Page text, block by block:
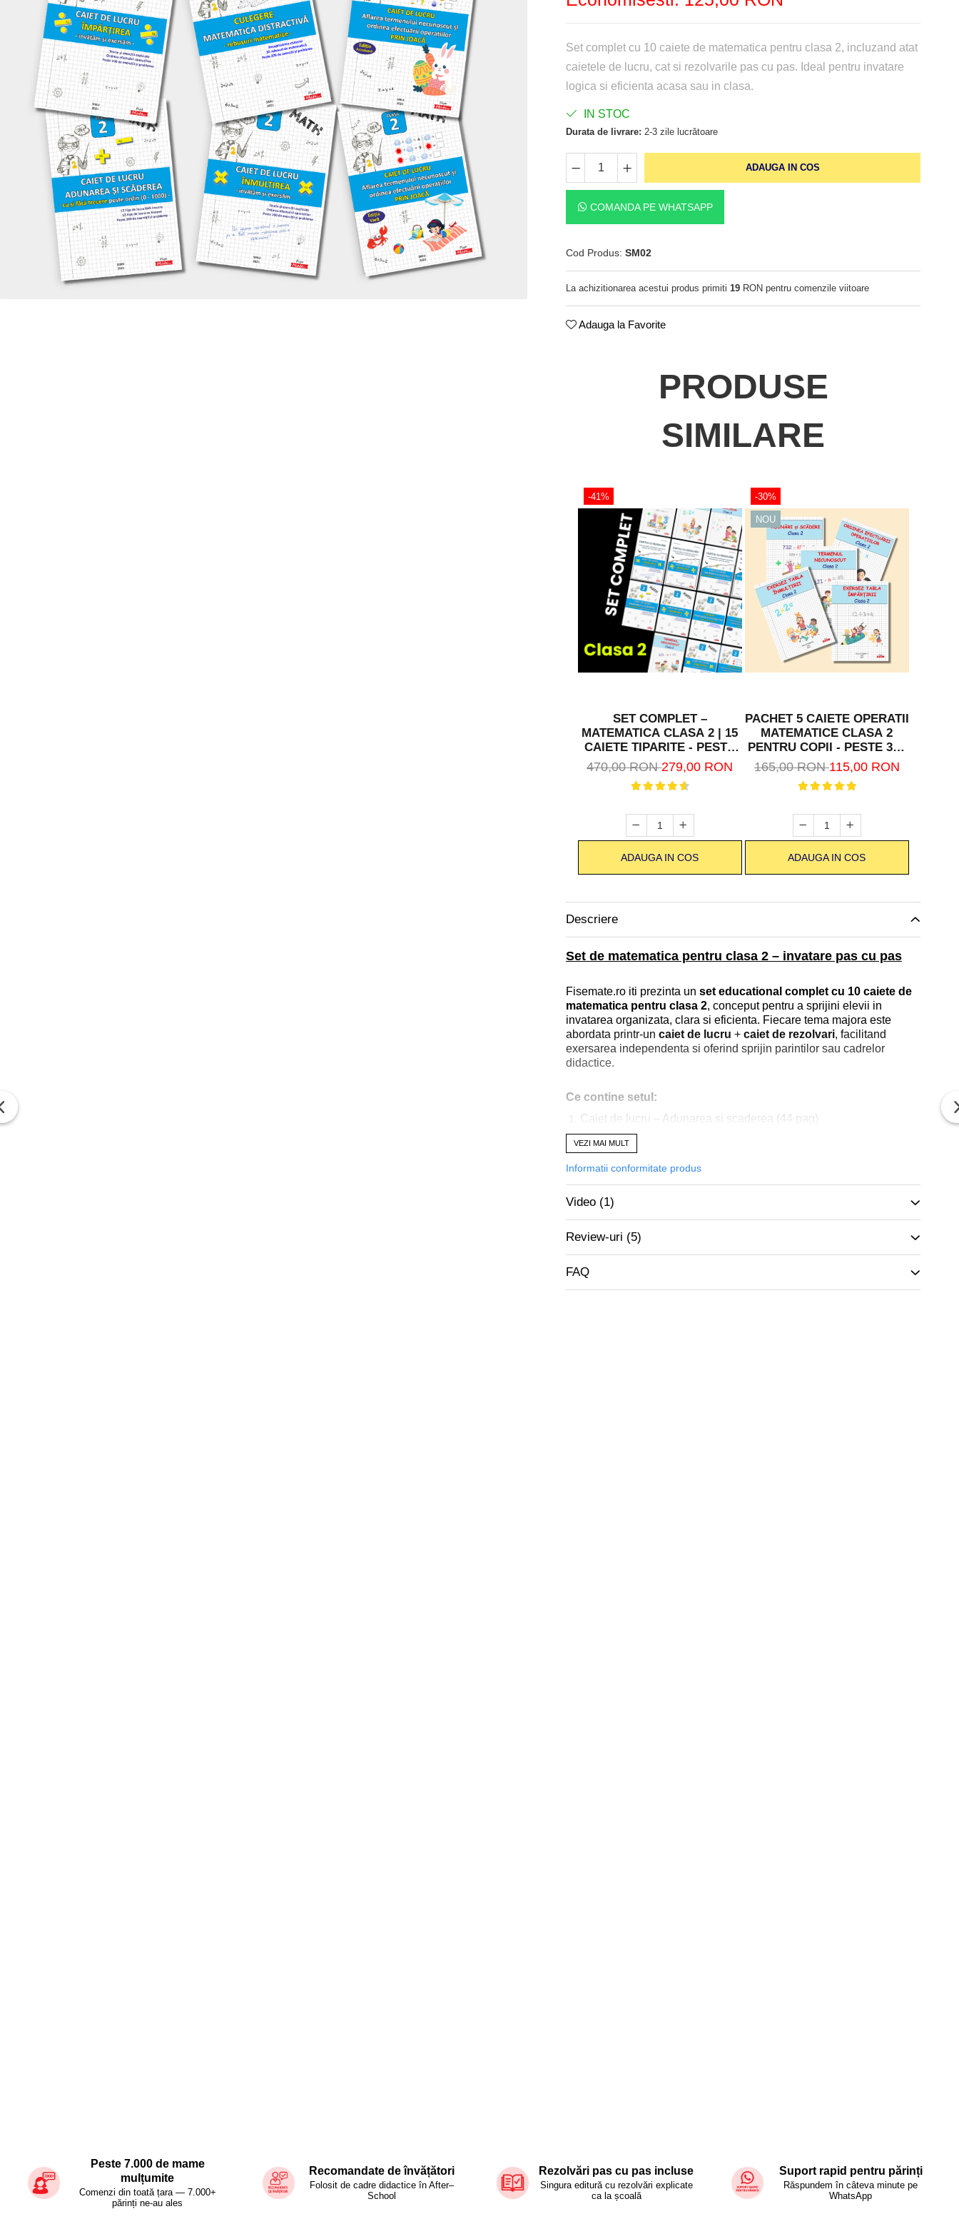
Set complet cu 10 caiete de matematica pentru clasa 2, incluzand atat
caietele de lucru, cat si rezolvarile pas cu pas. Ideal pentru invatare
logica si eficienta acasa sau in clasa.
IN STOC
Durata de livrare: 2-3 zile lucrătoare
ADAUGA IN COS
COMANDA PE WHATSAPP
Cod Produs: SM02
La achizitionarea acestui produs primiti 19RON pentru comenzile viitoare
Adauga la Favorite
PRODUSE
SIMILARE
-41%
SET COMPLET –
MATEMATICA CLASA 2 | 15
CAIETE TIPARITE - PESTE
800 PAGINI
470,00 RON279,00 RON
ADAUGA IN COS
-30%
NOU
PACHET 5 CAIETE OPERATII
MATEMATICE CLASA 2
PENTRU COPII - PESTE 316
PAGINI
165,00 RON115,00 RON
ADAUGA IN COS
Descriere
Set de matematica pentru clasa 2 – invatare pas cu pas
Fisemate.ro iti prezinta un set educational complet cu 10 caiete de
matematica pentru clasa 2, conceput pentru a sprijini elevii in
invatarea organizata, clara si eficienta. Fiecare tema majora este
abordata printr-un caiet de lucru + caiet de rezolvari, facilitand
exersarea independenta si oferind sprijin parintilor sau cadrelor
didactice.
Ce contine setul:
Caiet de lucru – Adunarea si scaderea (44 pag)
Caiet de rezolvari – Adunarea si scaderea (44 pag)
Caiet de rezolvari – Inmultirea (44 pag)
Caiet de lucru – Impartirea, invat si exersez (68 pag)
Culegere recapitulare – Rebusuri matematice (48 pag)
Caiet de rezolvari – Rebusuri matematice (48 pag)
Caiet – Termen necunoscut si ordinea operatiilor – Primavara (36
VEZI MAI MULT
Informatii conformitate produs
Video (1)
Review-uri (5)
FAQ
Peste 7.000 de mame
mulțumite
Comenzi din toată țara — 7.000+
părinți ne-au ales
Recomandate de învățători
Folosit de cadre didactice în After–
School
Rezolvări pas cu pas incluse
Singura editură cu rezolvări explicate
ca la școală
Suport rapid pentru părinți
Răspundem în câteva minute pe
WhatsApp